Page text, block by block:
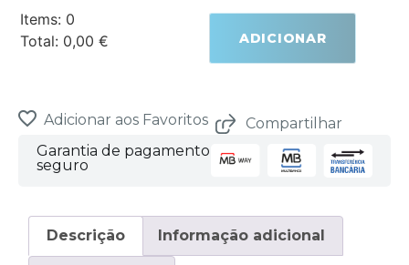
Items: 0
Total: 0,00 €
is
0,00 €
ADICIONAR
Adicionar aos Favoritos
Compartilhar
Garantia de pagamento
seguro
Descrição Informação adicional